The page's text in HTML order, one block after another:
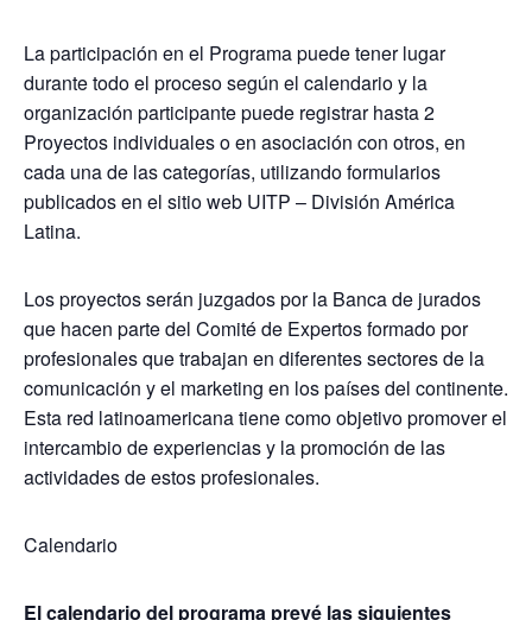
La participación en el Programa puede tener lugar
durante todo el proceso según el calendario y la
organización participante puede registrar hasta 2
Proyectos individuales o en asociación con otros, en
cada una de las categorías, utilizando formularios
publicados en el sitio web UITP – División América
Latina.
Los proyectos serán juzgados por la Banca de jurados
que hacen parte del Comité de Expertos formado por
profesionales que trabajan en diferentes sectores de la
comunicación y el marketing en los países del continente.
Esta red latinoamericana tiene como objetivo promover el
intercambio de experiencias y la promoción de las
actividades de estos profesionales.
Calendario
El calendario del programa prevé las siguientes